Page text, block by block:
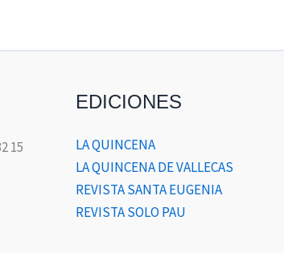
15
EDICIONES
LA QUINCENA
LA QUINCENA DE VALLECAS
REVISTA SANTA EUGENIA
REVISTA SOLO PAU